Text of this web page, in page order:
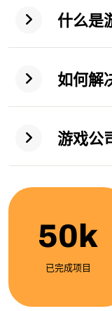
什么是
如何解
游戏公
50 k
已完成项目